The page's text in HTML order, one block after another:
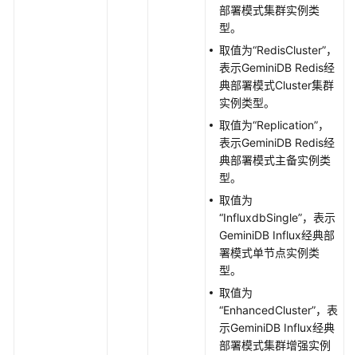
部署模式集群实例类
型。
取值为“RedisCluster”，
表示GeminiDB Redis经
典部署模式Cluster集群
实例类型。
取值为“Replication”，
表示GeminiDB Redis经
典部署模式主备实例类
型。
取值为
“InfluxdbSingle”，表示
GeminiDB Influx经典部
署模式单节点实例类
型。
取值为
“EnhancedCluster”，表
示GeminiDB Influx经典
部署模式集群增强实例